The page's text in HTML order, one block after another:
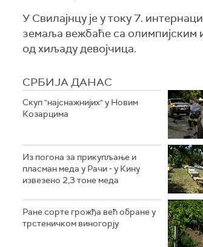
У Свилајнцу је у току 7.
земаља вежбаће са олимпијским
од хиљаду девојчица.
СРБИЈА ДАНАС
Скуп "најснажнијих" у Новим
Козарцима
Из погона за прикупљање и
пласман меда у Рачи - у Кину
извезено 2,3 тоне меда
Ране сорте грожђа већ обране у
трстеничком виногорју